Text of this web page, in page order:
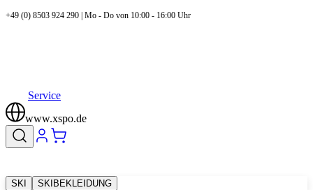
+49 (0) 8503 924 290 | Mo - Do von 10:00 - 16:00 Uhr
Service
www.xspo.de
SKI SKIBEKLEIDUNG